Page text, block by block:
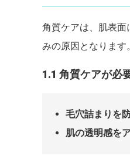
角質ケアは、肌表面
みの原因となります
1.1 角質ケアが必
毛穴詰まりを
肌の透明感を